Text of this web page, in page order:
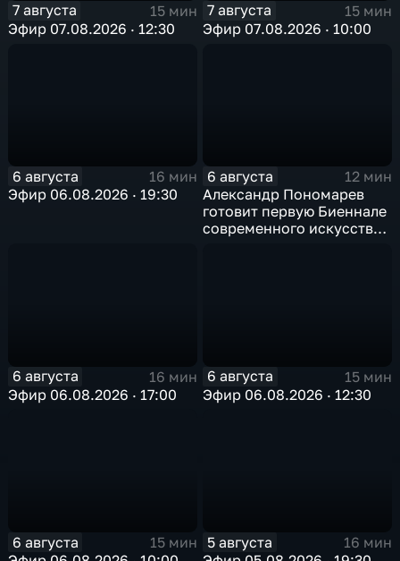
7 августа
15 мин
Эфир 07.08.2026 · 12:30
7 августа
15 мин
Эфир 07.08.2026 · 10:00
6 августа
16 мин
Эфир 06.08.2026 · 19:30
6 августа
12 мин
Александр Пономарев
готовит первую Биеннале
современного искусства
6 августа
16 мин
Эфир 06.08.2026 · 17:00
6 августа
15 мин
Эфир 06.08.2026 · 12:30
6 августа
15 мин
5 августа
16 мин